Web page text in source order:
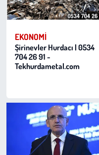
EKONOMI
Şirinevler Hurdacı | 0534
704 26 91 -
Tekhurdametal.com